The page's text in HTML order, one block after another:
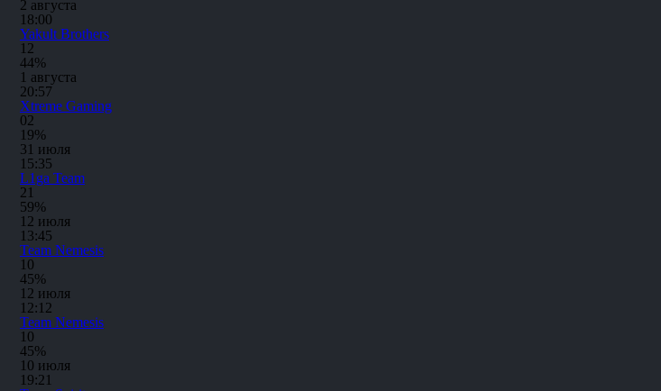
2 августа
18:00
Yakult Brothers
1 2
44%
1 августа
20:57
Xtreme Gaming
02
19%
31 июля
15:35
L1ga Team
21
59%
12 июля
13:45
Team Nemesis
1 0
45%
12 июля
12:12
Team Nemesis
1 0
45%
10 июля
19:21